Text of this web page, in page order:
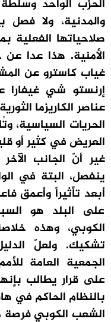
الحزب الواحد
والمدنية، ولا فصل
صلاحياتها الفعلية
الأمنية. هذا عدا
غياب كاسترو عن
إرنستو شي غيفارا
عناصر الكاريزما
الحريات السياسية،
العريض في كثير أو
غير أنّ الجانب
ينفصل، البتة في
أبعد تأثيراً وأعمق
على البلد هو
الكوبي، وهذه
تشكيك. ولعلّ
على قرار يطالب
بالنظام الحاكم في
الشعب الكوبي فرصة